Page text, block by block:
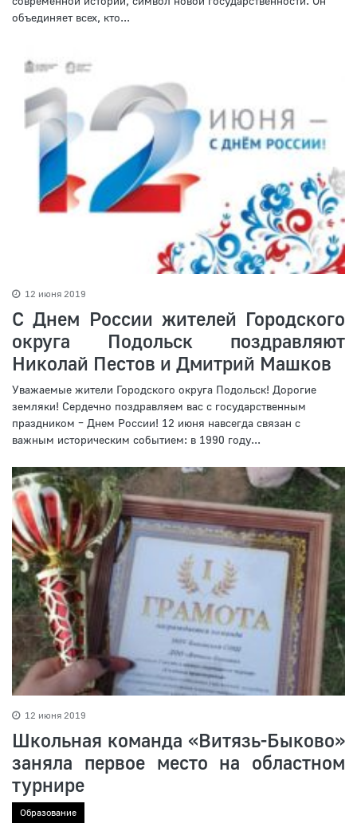
объединяет всех, кто...
12 июня 2019
С Днем России жителей Городского
округа Подольск поздравляют
Николай Пестов и Дмитрий Машков
Уважаемые жители Городского округа Подольск! Дорогие
земляки! Сердечно поздравляем вас с государственным
праздником – Днем России! 12 июня навсегда связан с
важным историческим событием: в 1990 году...
12 июня 2019
Школьная команда «Витязь-Быково»
заняла первое место на областном
турнире
Образование